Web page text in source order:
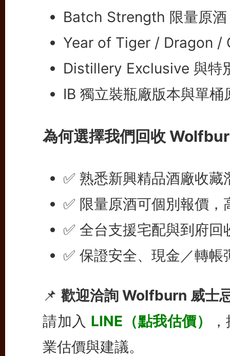
Batch Strength 限量原
Year of Tiger / Dragon /
Distillery Exclusive 與特
IB 獨立裝瓶廠版本與單桶
為何選擇我們回收
✅ 熟悉新興精品酒廠收藏
✅ 限量原酒可個別報價，
✅ 全台支援宅配與到府回
✅ 保證安全、現金／轉帳
📌 歡迎洽詢 Wolfburn 威士
請加入 LINE（點我估價）
業估價與建議。